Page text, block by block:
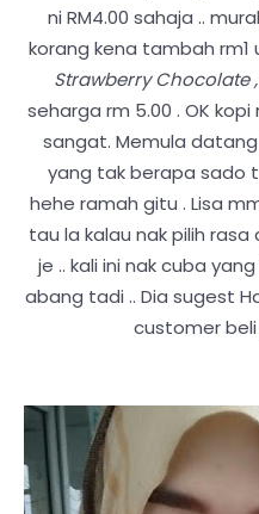
ni RM4.00 sahaja ..
korang kena tambah rm1
Strawberry Chocolate
seharga rm 5.00 . OK
sangat. Memula
yang tak berapa sado
hehe ramah gitu . Lisa
tau la kalau nak pilih
je .. kali ini nak cuba
abang tadi .. Dia sugest
customer